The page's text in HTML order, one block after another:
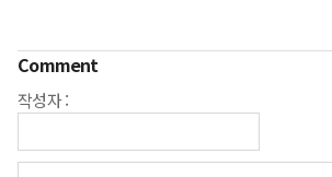
Comment
작성자 :